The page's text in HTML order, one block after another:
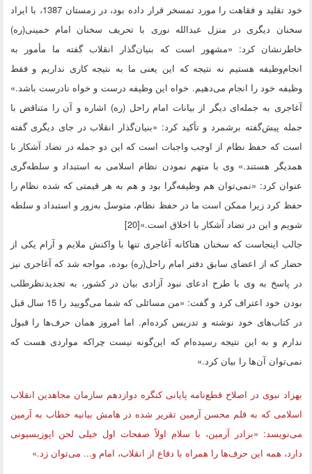
خود تقلید و فقاهت را مورد تمسخر قرار داده بود، در زمستان 1387، با ایراد
سخنان دیگری در منزل عبدالله نوری با تحریف سخنان امام خمینی(ره)
خاطرنشان کرد: «مشهور است که بنیان‌گذار انقلاب گفته ما مأمور به
انجام‌وظیفه هستیم نه نتیجه که این یعنی ما به نتیجه کاری نداریم و فقط
وظیفه خود را انجام می‌دهیم. خواه این وظیفه درست و خواه نادرست باشد.»
آغاجری به جمله‌ای دیگر از بیانات امام راحل (ره) اشاره و آن را متناقض با
جمله پیش‌گفته برشمرد و تأکید کرد: «بنیان‌گذار انقلاب در جای دیگری گفته
است که حفظ نظام از اوجب واجبات است که این دو جمله در تضاد آشکار با
همدیگر هستند.» وی با متهم نمودن نظام اسلامی به استبداد و سلطه‌گری
عنوان کرد: «نمی‌توان هم وظیفه‌گرا بود و هم به هر قیمتی که شده نظام را
حفظ کرد زیرا ممکن است ما در حفظ نظام، متوسل به‌زور و استبداد و سلطه
شویم و این در تضاد آشکار با اخلاق است.»[20]
جالب اینجاست که سخنان هتاکانه آغاجری تنها با واکنش ملایم و آرام یکی از
حضار که از اعضای سابق دفتر امام راحل(ره) بوده، مواجه شد که آغاجری نیز
در پاسخ به وی با طرح ادعای نبود آزادی بیان در کشور، به تجدیدنظرطلب
بودن خود اعتراف کرد و گفت: «من مسائلی که شما می‌گویید را 15 سال قبل
در کتاب‌های خود نوشته و تدریس کرده‌ام. اما امروز همان حرف‌ها را قبول
ندارم و به این نتیجه رسیده‌ام که این‌گونه نیست چراکه مواردی هست که
نمی‌توان آن‌ها را بیان کرد.»
بهزاد نبوی در اصلاح قطع‌نامه پایانی کنگره دوازدهم سازمان مجاهدین انقلاب
اسلامی که به قلم محسن آرمین تقریر شده در هامش بیانیه خطاب به آرمین
می‌نویسد: «برادر آرمین، با سلام اولاً صفحات اول خیلی لحن اپوزیسیونی
دارد، همه این حرف‌ها را همراه با دفاع از انقلاب، امام و... می‌توان زد.»